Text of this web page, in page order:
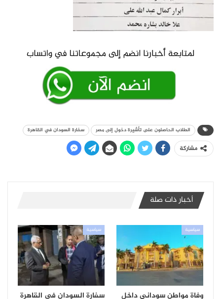
الطلاب الحاصلون على تأشيرة دخول إلى مصر سفارة السودان في القاهرة
مشاركة
أخبار ذات صلة
سياسية
وفاة مواطن سوداني داخل
سياسية
سفارة السودان في القاهرة